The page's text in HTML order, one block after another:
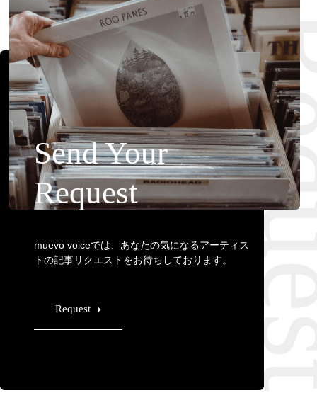
Send Your
Request
muevo voiceでは、あなたの気になるアーティス
トの記事リクエストをお待ちしております。
Request